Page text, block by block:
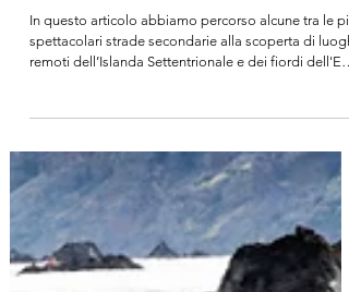
Islanda remota: fiordi, Islanda
remoti dell’Islanda Settentrionale e dei fiordi dell'Est
e dell'Ovest che potrebbero ispirarti. Scopri con noi i
paesaggi spettacolari che la maggior parte dei tour
organizzati non include